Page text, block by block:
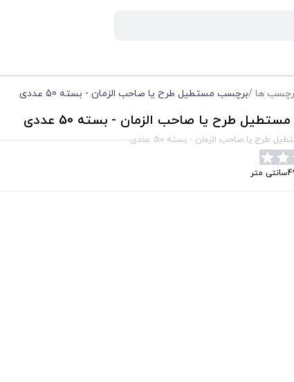
ها /برچسب مستطیل طرح یا صاحب الزمان - بسته 50 عددی
طرح یا صاحب الزمان - بسته 50 عددی
طرح یا صاحب الزمان - بسته 50 عددی